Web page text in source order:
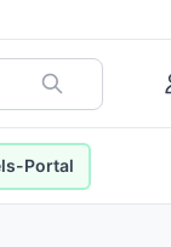
Portal